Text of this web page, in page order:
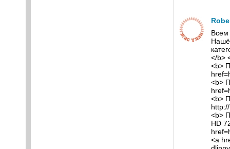
Всем
</b>
<b>
<b>
<b>
<b>
HD
<a